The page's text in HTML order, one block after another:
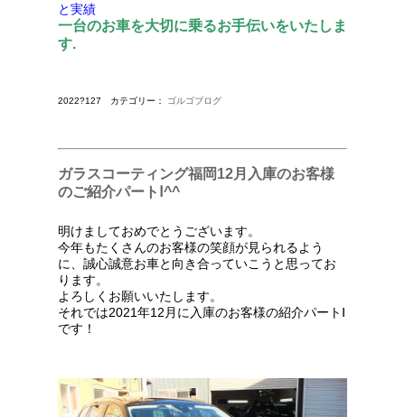
と実績
一台のお車を大切に乗るお手伝いをいたしま
す.
2022?127 カテゴリー： ゴルゴブログ
ガラスコーティング福岡12月入庫のお客様
のご紹介パートⅠ^^
明けましておめでとうございます。
今年もたくさんのお客様の笑顔が見られるよう
に、誠心誠意お車と向き合っていこうと思ってお
ります。
よろしくお願いいたします。
それでは2021年12月に入庫のお客様の紹介パートⅠ
です！